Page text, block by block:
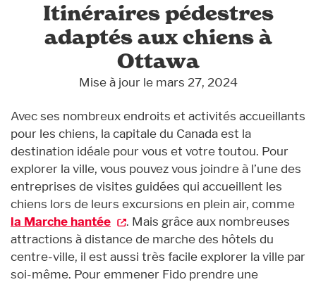
Itinéraires pédestres
adaptés aux chiens à
Ottawa
Mise à jour le mars 27, 2024
Avec ses nombreux endroits et activités accueillants
pour les chiens, la capitale du Canada est la
destination idéale pour vous et votre toutou. Pour
explorer la ville, vous pouvez vous joindre à l’une des
entreprises de visites guidées qui accueillent les
chiens lors de leurs excursions en plein air, comme
la Marche hantée
. Mais grâce aux nombreuses
attractions à distance de marche des hôtels du
centre-ville, il est aussi très facile explorer la ville par
soi-même. Pour emmener Fido prendre une